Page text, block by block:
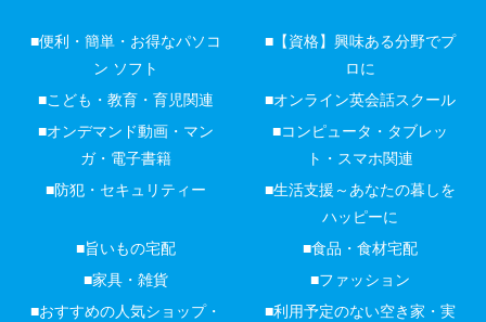
■便利・簡単・お得なパソコ
ン ソフト
■【資格】興味ある分野でプ
ロに
■こども・教育・育児関連
■オンライン英会話スクール
■オンデマンド動画・マン
ガ・電子書籍
■コンピュータ・タブレッ
ト・スマホ関連
■防犯・セキュリティー
■生活支援～あなたの暮しを
ハッピーに
■旨いもの宅配
■食品・食材宅配
■家具・雑貨
■ファッション
■おすすめの人気ショップ・
■利用予定のない空き家・実